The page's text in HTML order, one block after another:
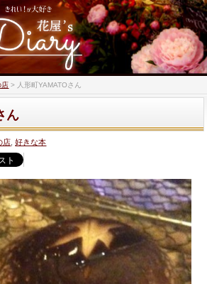
店 > 人形町YAMATOさん
ん
店 ,好きな本